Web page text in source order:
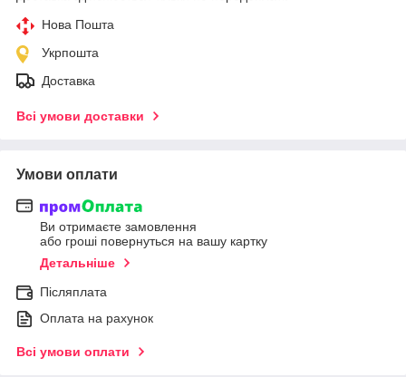
Нова Пошта
Укрпошта
Доставка
Всі умови доставки
Умови оплати
Ви отримаєте замовлення
або гроші повернуться на вашу картку
Детальніше
Післяплата
Оплата на рахунок
Всі умови оплати